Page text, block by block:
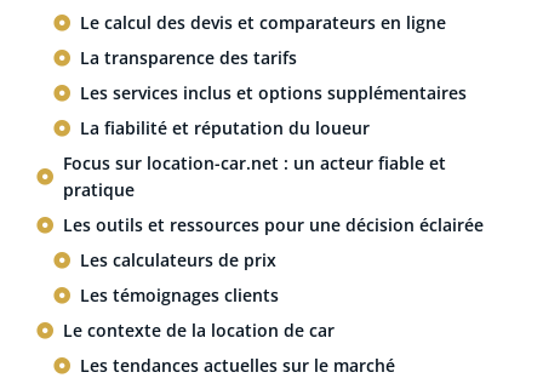
Le calcul des devis et comparateurs en ligne
La transparence des tarifs
Les services inclus et options supplémentaires
La fiabilité et réputation du loueur
Focus sur location-car.net : un acteur fiable et
pratique
Les outils et ressources pour une décision éclairée
Les calculateurs de prix
Les témoignages clients
Le contexte de la location de car
Les tendances actuelles sur le marché